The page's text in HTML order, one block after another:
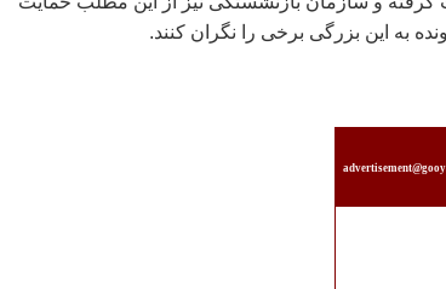
به اين بزرگی برخی را نگران کنند.